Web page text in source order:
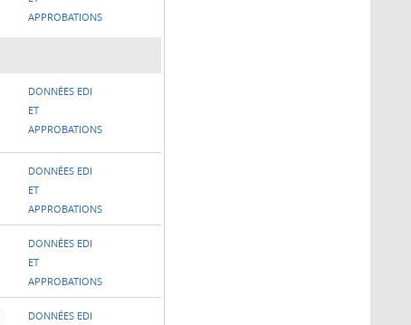
APPROBATIONS
DONNÉES EDI
ET
APPROBATIONS
DONNÉES EDI
ET
APPROBATIONS
DONNÉES EDI
ET
APPROBATIONS
DONNÉES EDI